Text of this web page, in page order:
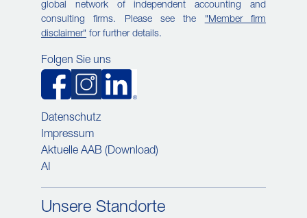
global network of independent accounting and
consulting firms. Please see the "Member firm
disclaimer" for further details.
Datenschutz
Impressum
Aktuelle AAB (Download)
AI
Folgen Sie uns
Unsere Standorte